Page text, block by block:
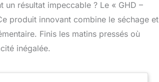
résultat impeccable ? Le « GHD –
produit innovant combine le séchage et
Finis les matins pressés où
inégalée.